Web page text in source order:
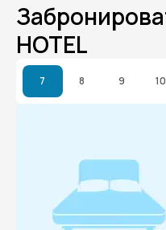
HOTEL
7 8 9 10